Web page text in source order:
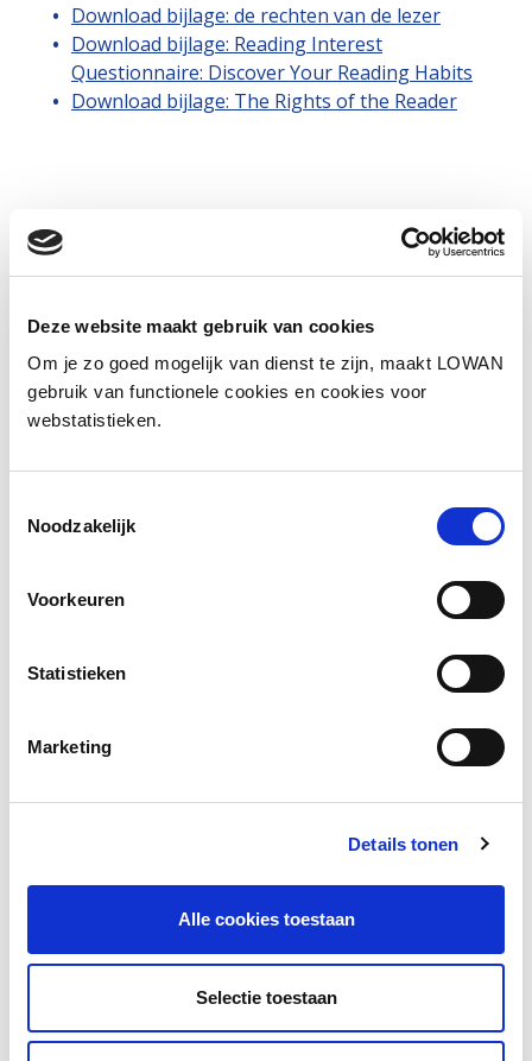
Deze website maakt gebruik van cookies
Om je zo goed mogelijk van dienst te zijn, maakt LOWAN
gebruik van functionele cookies en cookies voor
webstatistieken.
Noodzakelijk
Voorkeuren
Statistieken
Marketing
Details tonen
Alle cookies toestaan
Selectie toestaan
Download bijlage: de rechten van de lezer
Download bijlage: Reading Interest
Questionnaire: Discover Your Reading Habits
Download bijlage: The Rights of the Reader
Jaar van uitgave:
Bekijk de presentatie